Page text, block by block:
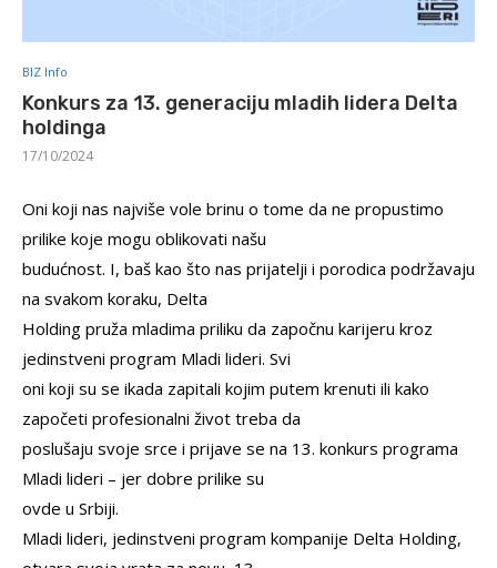
BIZ Info
Konkurs za 13. generaciju mladih lidera Delta
holdinga
17/10/2024
Oni koji nas najviše vole brinu o tome da ne propustimo
prilike koje mogu oblikovati našu
budućnost. I, baš kao što nas prijatelji i porodica podržavaju
na svakom koraku, Delta
Holding pruža mladima priliku da započnu karijeru kroz
jedinstveni program Mladi lideri. Svi
oni koji su se ikada zapitali kojim putem krenuti ili kako
započeti profesionalni život treba da
poslušaju svoje srce i prijave se na 13. konkurs programa
Mladi lideri – jer dobre prilike su
ovde u Srbiji.
Mladi lideri, jedinstveni program kompanije Delta Holding,